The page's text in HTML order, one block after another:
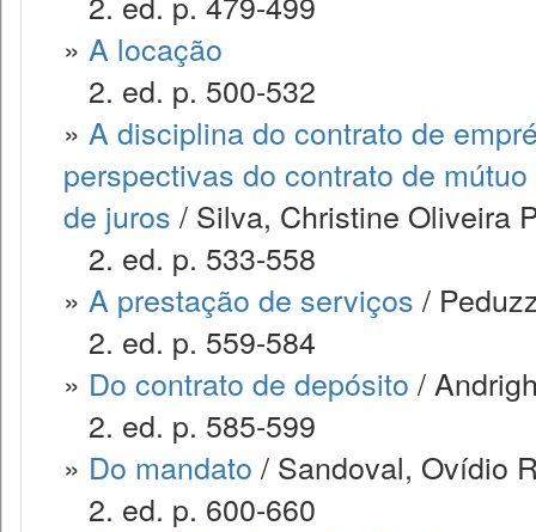
» A locação
2. ed. p. 500-532
» A disciplina do contrato de
perspectivas do contrato de
de juros / Silva, Christine Oliveira
2. ed. p. 533-558
» A prestação de serviços /
2. ed. p. 559-584
» Do contrato de depósito /
2. ed. p. 585-599
» Do mandato / Sandoval, Ovídio
2. ed. p. 600-660